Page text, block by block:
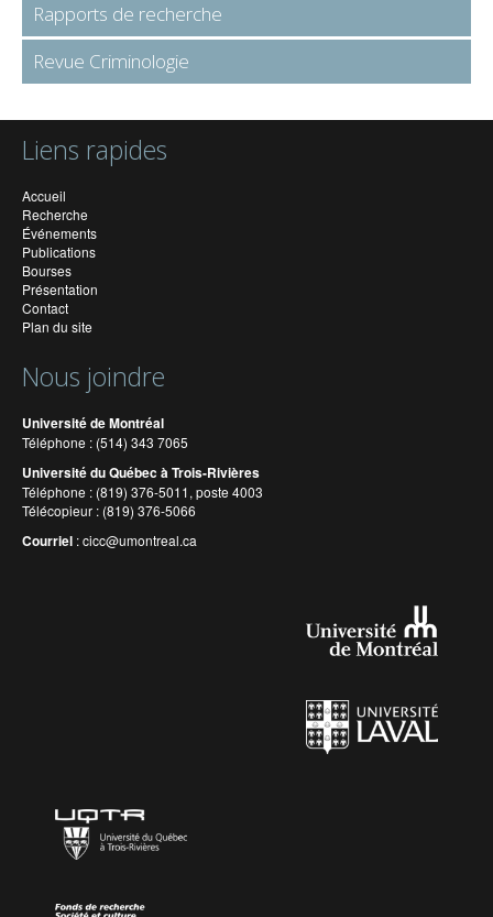
Rapports de recherche
Revue Criminologie
Liens rapides
Accueil
Recherche
Événements
Publications
Bourses
Présentation
Contact
Plan du site
Nous joindre
Université de Montréal
Téléphone : (514) 343 7065
Université du Québec à Trois-Rivières
Téléphone : (819) 376-5011, poste 4003
Télécopieur : (819) 376-5066
Courriel :cicc@umontreal.ca